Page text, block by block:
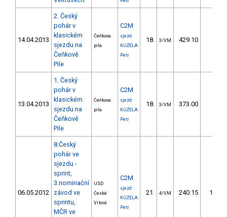
14.04.2013
2. Český
pohár v
klasickém
sjezdu na
Čeňkově
Pile
Čeňkova
pila
C2M
sjezd
KUŽELA
Petr
18. 3/VM 429.10
13.04.2013
1. Český
pohár v
klasickém
sjezdu na
Čeňkově
Pile
Čeňkova
pila
C2M
sjezd
KUŽELA
Petr
18. 3/VM 373.00
06.05.2012
8.Český
pohár ve
sjezdu -
sprint,
3.nominační
závod ve
sprintu,
MČR ve
USD
České
Vrbné
C2M
sjezd
KUŽELA
Petr
21. 4/VM 240.15 164,4